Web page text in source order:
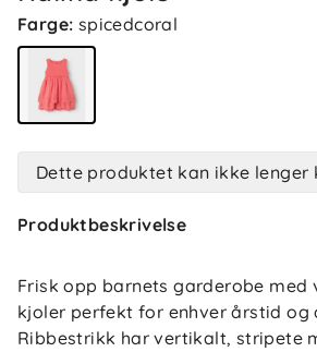
Farge: spicedcoral
Dette produktet kan ikke lenger
Produktbeskrivelse
Frisk opp barnets garderobe med
kjoler perfekt for enhver årstid og
Ribbestrikk har vertikalt, stripete